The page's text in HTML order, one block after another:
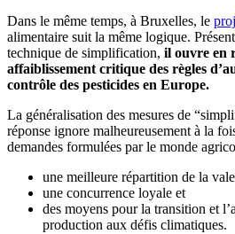
Dans le même temps, à Bruxelles, le
alimentaire suit la même logique.
technique de simplification, il ouvre en
affaiblissement critique des règles
contrôle des pesticides en Europe.
La généralisation des mesures de
réponse ignore malheureusement à la
demandes formulées par le monde
une meilleure répartition de la
une concurrence loyale et
des moyens pour la transition et
production aux défis climatiques.